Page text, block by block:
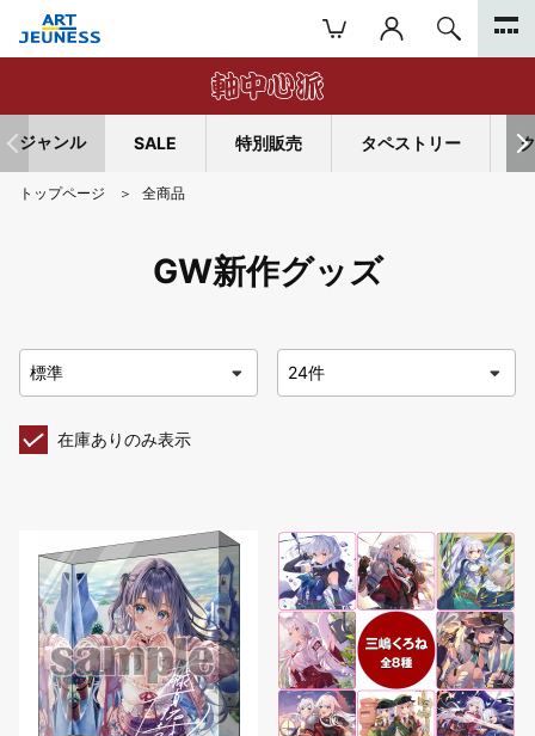
ジャンル SALE 特別販売 タペストリー
トップページ 全商品
GW新作グッズ
在庫ありのみ表示